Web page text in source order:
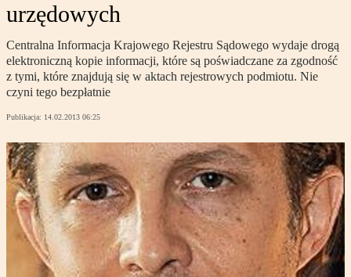
urzędowych
Centralna Informacja Krajowego Rejestru Sądowego wydaje drogą
elektroniczną kopie informacji, które są poświadczane za zgodność
z tymi, które znajdują się w aktach rejestrowych podmiotu. Nie
czyni tego bezpłatnie
Publikacja: 14.02.2013 06:25